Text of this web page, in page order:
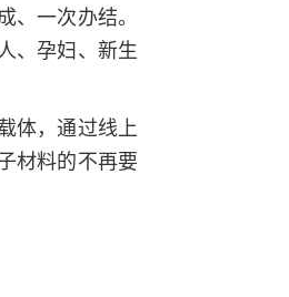
一次办结。
、孕妇、新生
体，通过线上
材料的不再要